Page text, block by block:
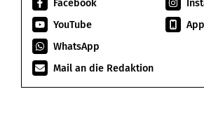
Facebook
YouTube
App
WhatsApp
Mail an die Redaktion